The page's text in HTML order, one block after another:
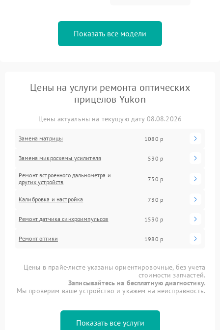
Показать все модели
Цены на услуги ремонта оптических
прицелов Yukon
Цены актуальны на текущую дату 08.08.2026
Замена матрицы 1080 р
Замена микросхемы усилителя 530 р
Ремонт встроенного дальнометра и
других устройств
730 р
Калибровка и настройка 730 р
Ремонт датчика синхроимпульсов 1530 р
Ремонт оптики 1980 р
Цены в прайс-листе указаны ориентировочные, без учета
стоимости запчастей.
Записывайтесь на бесплатную диагностику.
Мы проверим ваше устройство и укажем на неисправность.
Показать все услуги